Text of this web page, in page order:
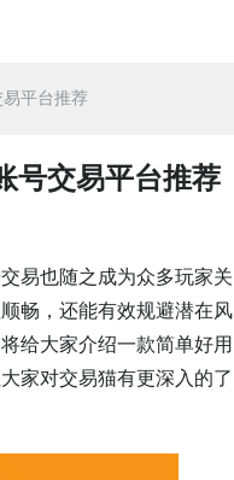
平台推荐
号交易平台推荐
易也随之成为众多玩家关
畅，还能有效规避潜在风
给大家介绍一款简单好用
家对交易猫有更深入的了